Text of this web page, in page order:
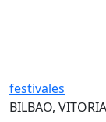
festivales
BILBAO,